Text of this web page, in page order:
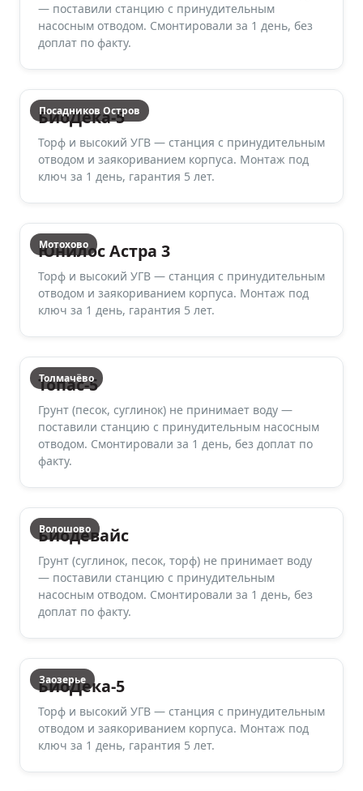
— поставили станцию с принудительным
насосным отводом. Смонтировали за 1 день, без
доплат по факту.
Посадников Остров
БиоДека-5
Торф и высокий УГВ — станция с принудительным
отводом и заякориванием корпуса. Монтаж под
ключ за 1 день, гарантия 5 лет.
Мотохово
Юнилос Астра 3
Торф и высокий УГВ — станция с принудительным
отводом и заякориванием корпуса. Монтаж под
ключ за 1 день, гарантия 5 лет.
Толмачёво
Топас-5
Грунт (песок, суглинок) не принимает воду —
поставили станцию с принудительным насосным
отводом. Смонтировали за 1 день, без доплат по
факту.
Волошово
Биодевайс
Грунт (суглинок, песок, торф) не принимает воду
— поставили станцию с принудительным
насосным отводом. Смонтировали за 1 день, без
доплат по факту.
Заозерье
БиоДека-5
Торф и высокий УГВ — станция с принудительным
отводом и заякориванием корпуса. Монтаж под
ключ за 1 день, гарантия 5 лет.